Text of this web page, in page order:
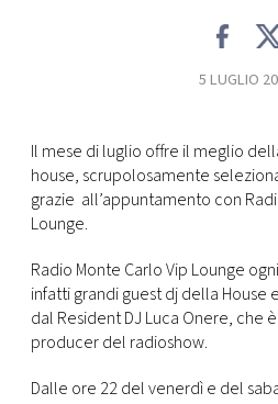
5 LUGLIO
Il mese di luglio offre il meglio
house, scrupolosamente
grazie all’appuntamento con
Lounge.
Radio Monte Carlo Vip Lounge
infatti grandi guest dj della House
dal Resident DJ Luca Onere, che
producer del radioshow.
Dalle ore 22 del venerdì e del